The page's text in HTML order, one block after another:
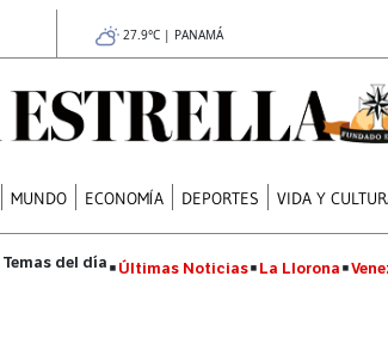
27.9°C | PANAMÁ
MUNDO ECONOMÍA DEPORTES VIDA Y
Últimas Noticias La Llorona